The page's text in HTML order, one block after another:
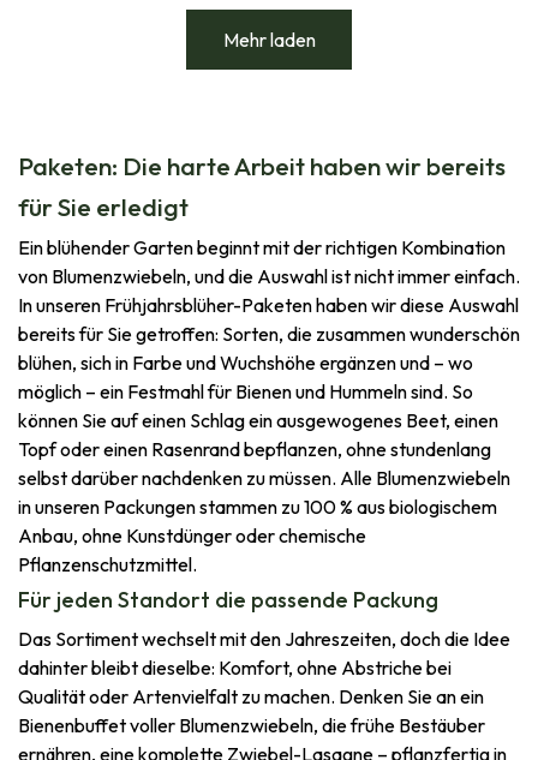
Mehr laden
Paketen: Die harte Arbeit haben wir bereits
für Sie erledigt
Ein blühender Garten beginnt mit der richtigen Kombination
von Blumenzwiebeln, und die Auswahl ist nicht immer einfach.
In unseren Frühjahrsblüher-Paketen haben wir diese Auswahl
bereits für Sie getroffen: Sorten, die zusammen wunderschön
blühen, sich in Farbe und Wuchshöhe ergänzen und – wo
möglich – ein Festmahl für Bienen und Hummeln sind. So
können Sie auf einen Schlag ein ausgewogenes Beet, einen
Topf oder einen Rasenrand bepflanzen, ohne stundenlang
selbst darüber nachdenken zu müssen. Alle Blumenzwiebeln
in unseren Packungen stammen zu 100 % aus biologischem
Anbau, ohne Kunstdünger oder chemische
Pflanzenschutzmittel.
Für jeden Standort die passende Packung
Das Sortiment wechselt mit den Jahreszeiten, doch die Idee
dahinter bleibt dieselbe: Komfort, ohne Abstriche bei
Qualität oder Artenvielfalt zu machen. Denken Sie an ein
Bienenbuffet voller Blumenzwiebeln, die frühe Bestäuber
ernähren, eine komplette Zwiebel-Lasagne – pflanzfertig in